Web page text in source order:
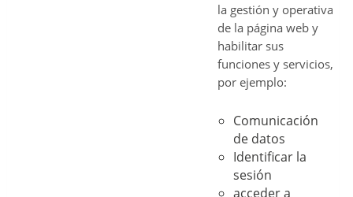
la gestión y operativa
de la página web y
habilitar sus
funciones y servicios,
por ejemplo:
Comunicación
de datos
Identificar la
sesión
acceder a